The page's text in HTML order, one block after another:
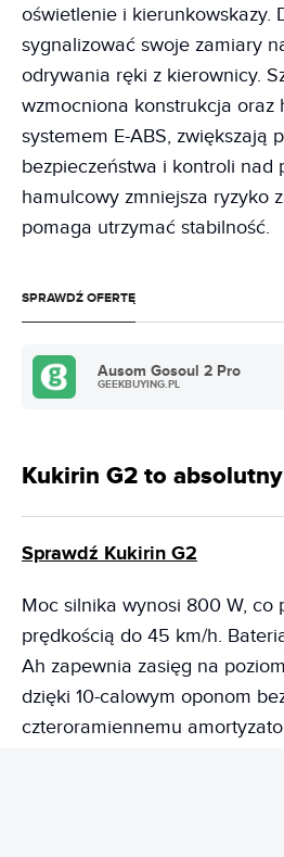
oświetlenie i kierunkowskazy.
sygnalizować swoje zamiary
odrywania ręki z kierownicy.
wzmocniona konstrukcja oraz
systemem E-ABS, zwiększają
bezpieczeństwa i kontroli nad
hamulcowy zmniejsza ryzyko
pomaga utrzymać stabilność.
SPRAWDŹ OFERTĘ
Ausom Gosoul 2 Pro
GEEKBUYING.PL
Kukirin G2 to
Sprawdź Kukirin G2
Moc silnika wynosi 800 W, co
prędkością do 45 km/h.
Ah zapewnia zasięg na
dzięki 10-calowym oponom
czteroramiennemu